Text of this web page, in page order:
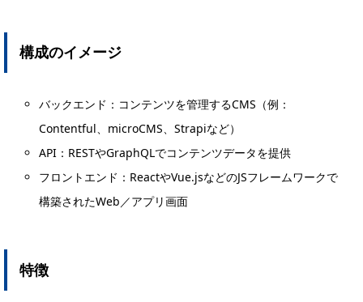
構成のイメージ
バックエンド：コンテンツを管理するCMS（例：
Contentful、microCMS、Strapiなど）
API：RESTやGraphQLでコンテンツデータを提供
フロントエンド：ReactやVue.jsなどのJSフレームワークで
構築されたWeb／アプリ画面
特徴